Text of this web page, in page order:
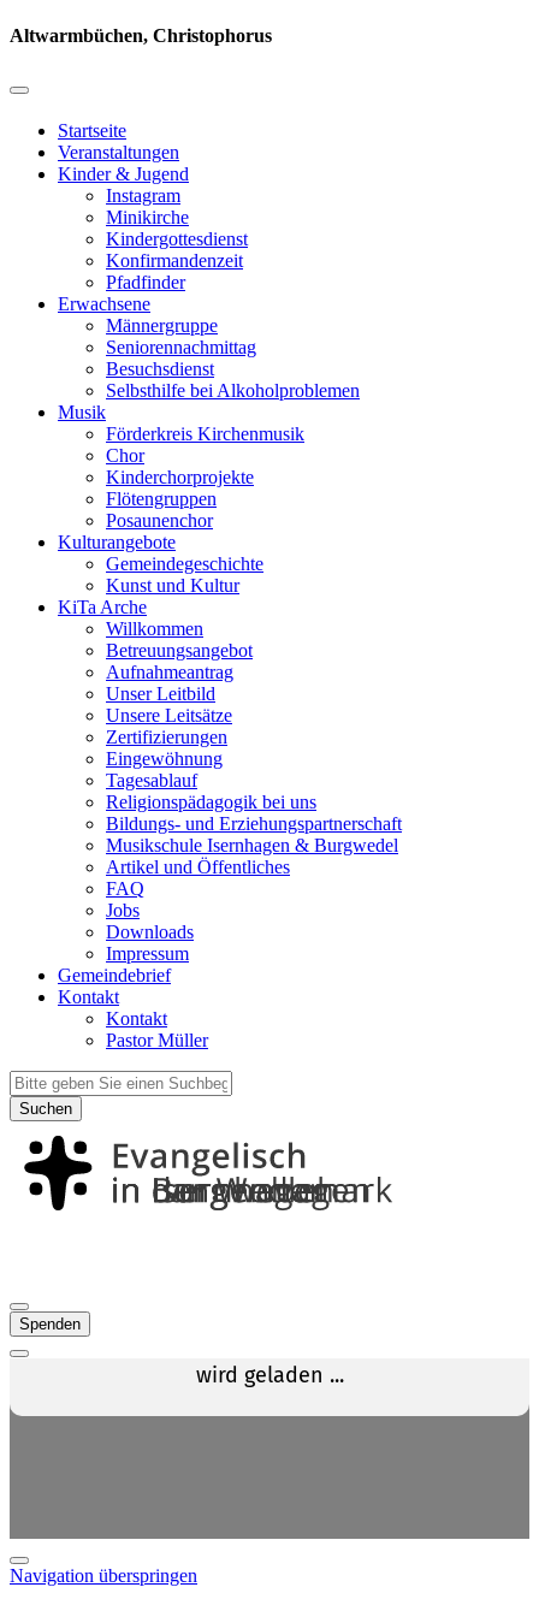
Altwarmbüchen, Christophorus
Startseite
Veranstaltungen
Kinder & Jugend
Instagram
Minikirche
Kindergottesdienst
Konfirmandenzeit
Pfadfinder
Erwachsene
Männergruppe
Seniorennachmittag
Besuchsdienst
Selbsthilfe bei Alkoholproblemen
Musik
Förderkreis Kirchenmusik
Chor
Kinderchorprojekte
Flötengruppen
Posaunenchor
Kulturangebote
Gemeindegeschichte
Kunst und Kultur
KiTa Arche
Willkommen
Betreuungsangebot
Aufnahmeantrag
Unser Leitbild
Unsere Leitsätze
Zertifizierungen
Eingewöhnung
Tagesablauf
Religionspädagogik bei uns
Bildungs- und Erziehungspartnerschaft
Musikschule Isernhagen & Burgwedel
Artikel und Öffentliches
FAQ
Jobs
Downloads
Impressum
Gemeindebrief
Kontakt
Kontakt
Pastor Müller
Suchen
Spenden
Navigation überspringen